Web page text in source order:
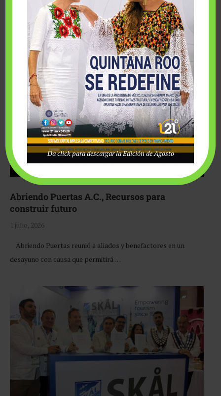
Fairmont Mayakoba y Make-A-Wish México unieron
esfuerzos para hacer realidad el deseo de una …
Abriendo Puertas A.C., Recursos para
construir futuro
1 julio, 2026
Abriendo Puertas reunió a aliados y benefactores en un
desayuno con causa que permitirá …
Da click para descargar la Edición de Agosto